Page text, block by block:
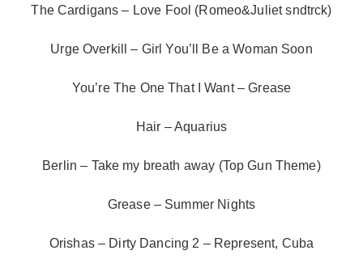
The Cardigans – Love Fool (Romeo&Juliet sndtrck)
Urge Overkill – Girl You’ll Be a Woman Soon
You’re The One That I Want – Grease
Hair – Aquarius
Berlin – Take my breath away (Top Gun Theme)
Grease – Summer Nights
Orishas – Dirty Dancing 2 – Represent, Cuba